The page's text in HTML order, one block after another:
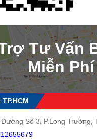
Tư Vấn
Miễn Phí
TP.HCM
Đường Số 3, P.Long Trường,